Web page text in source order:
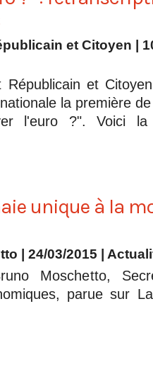
et Citoyen |
Républicain et
la première
l'euro ?". Voici la
unique à la
| 24/03/2015
Moschetto,
parue sur